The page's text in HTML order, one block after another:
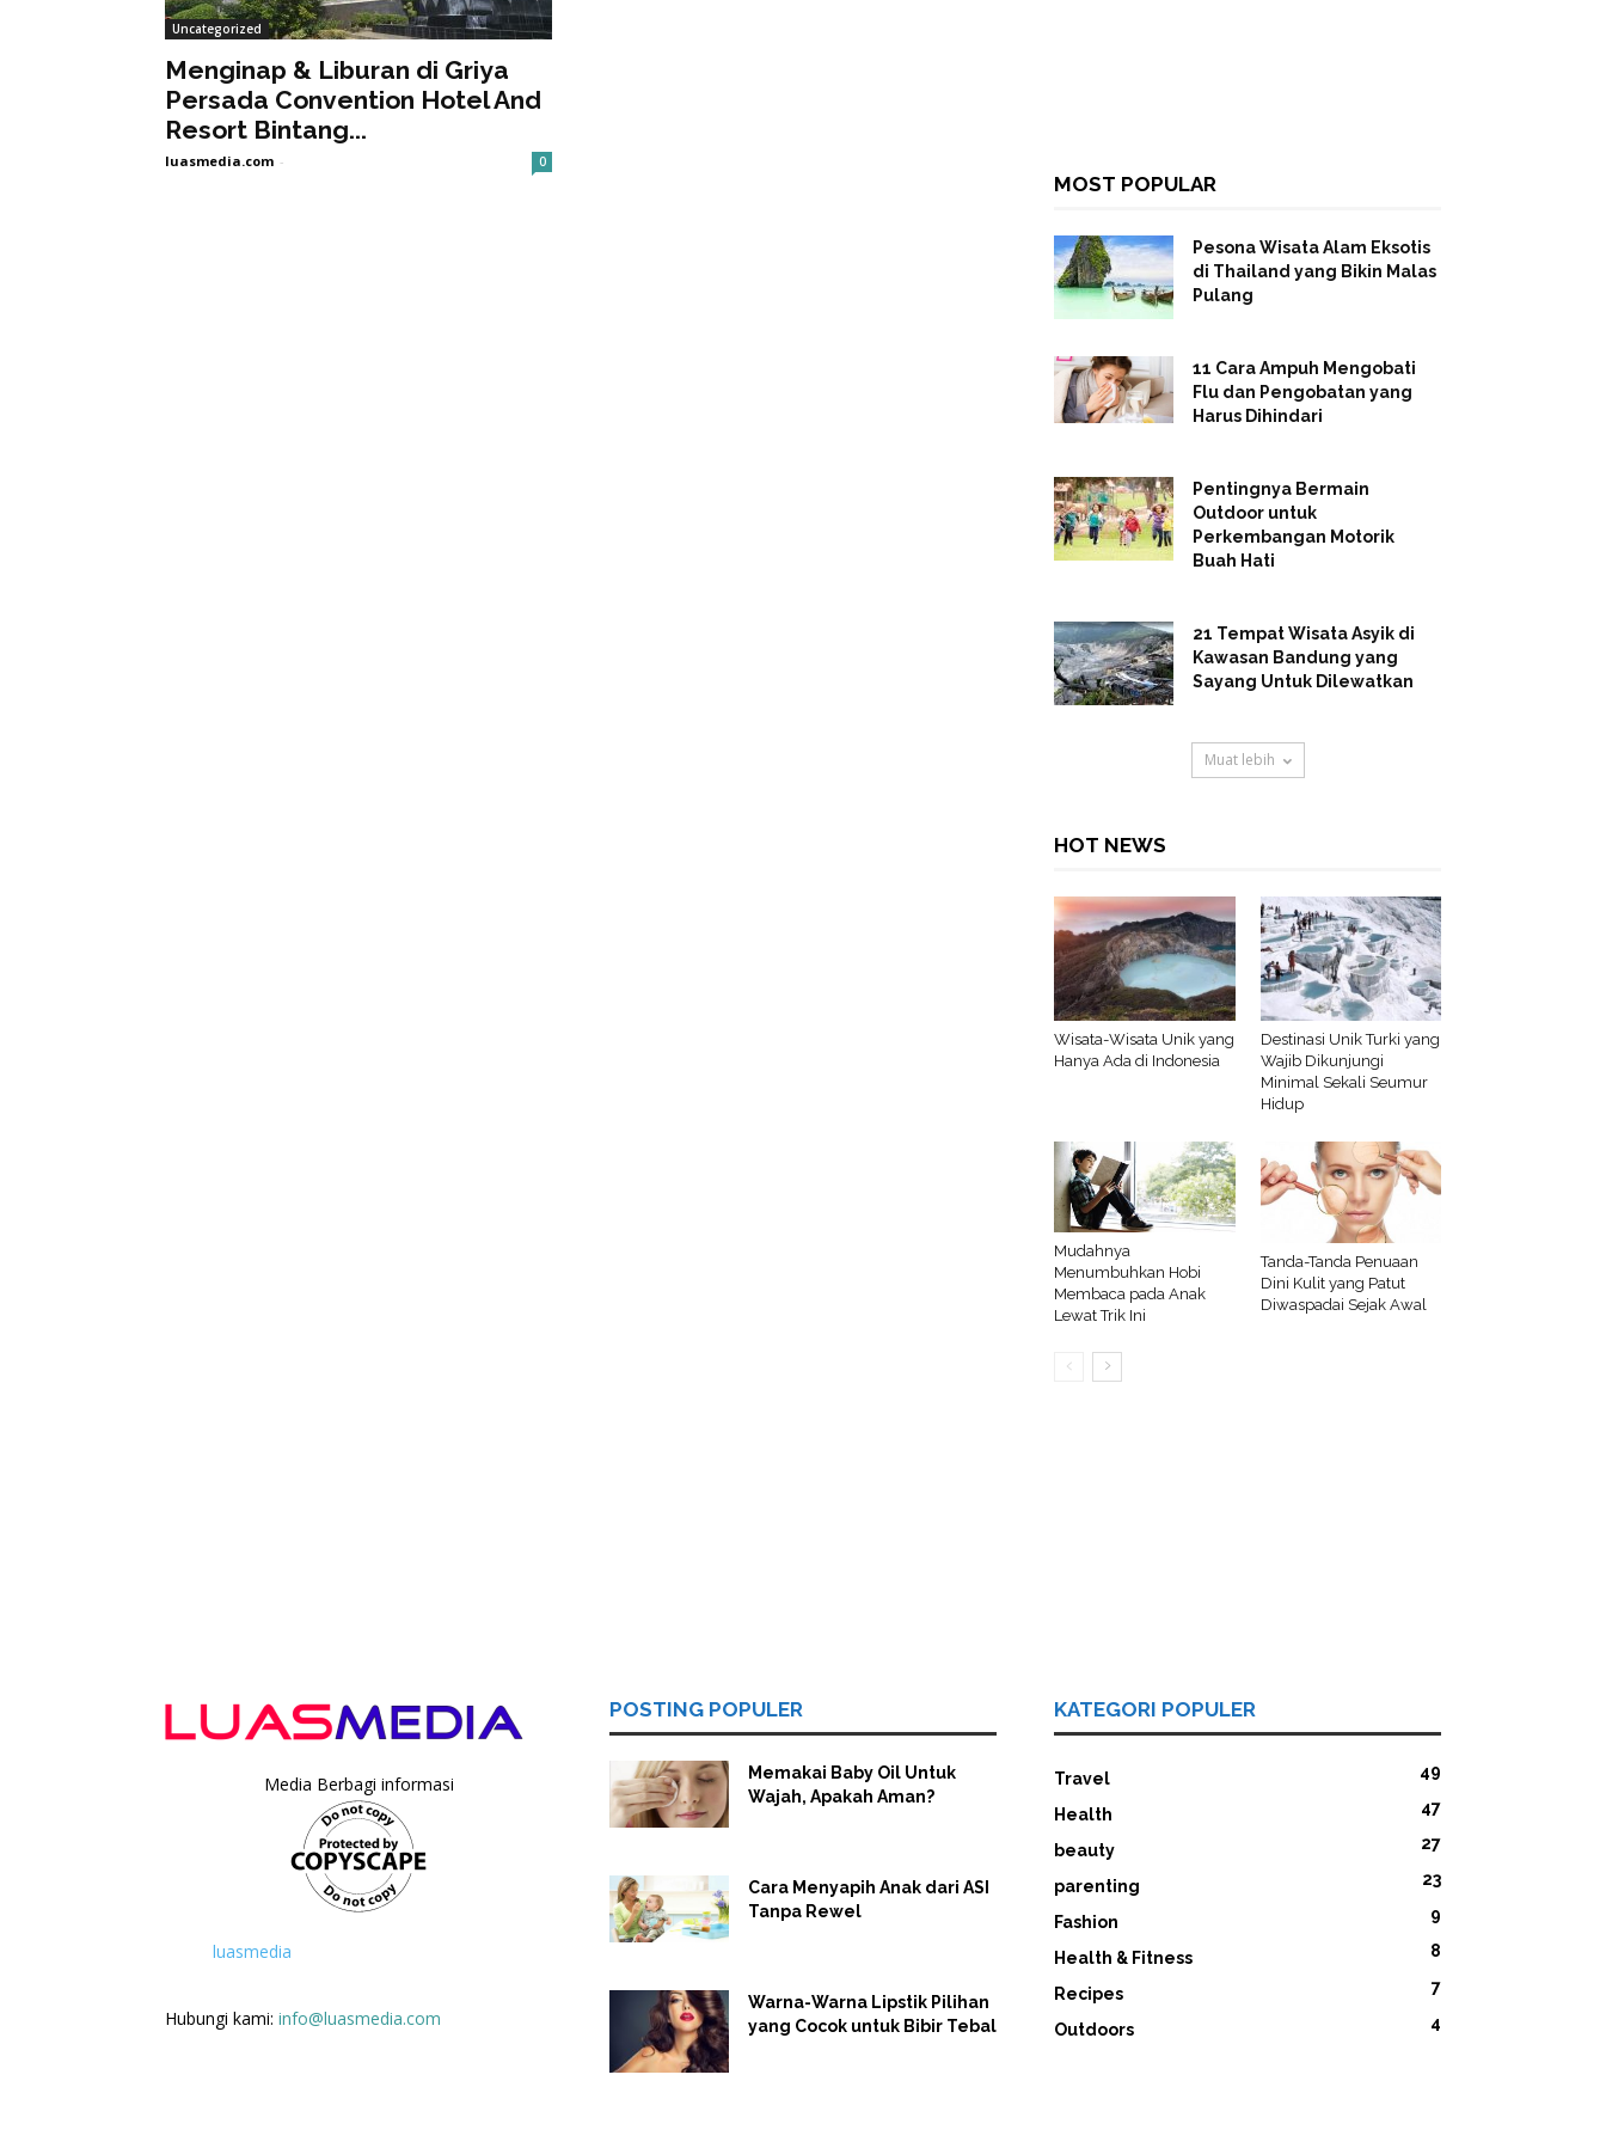
Uncategorized
Menginap & Liburan di Griya
Persada Convention Hotel And
Resort Bintang...
luasmedia.com - 0
MOST POPULAR
Pesona Wisata Alam Eksotis
di Thailand yang Bikin Malas
Pulang
11 Cara Ampuh Mengobati
Flu dan Pengobatan yang
Harus Dihindari
Pentingnya Bermain
Outdoor untuk
Perkembangan Motorik
Buah Hati
21 Tempat Wisata Asyik di
Kawasan Bandung yang
Sayang Untuk Dilewatkan
Muat lebih
HOT NEWS
Wisata-Wisata Unik yang
Hanya Ada di Indonesia
Destinasi Unik Turki yang
Wajib Dikunjungi
Minimal Sekali Seumur
Hidup
Mudahnya
Menumbuhkan Hobi
Membaca pada Anak
Lewat Trik Ini
Tanda-Tanda Penuaan
Dini Kulit yang Patut
Diwaspadai Sejak Awal
Media Berbagi informasi
luasmedia
Hubungi kami: info@luasmedia.com
POSTING POPULER
Memakai Baby Oil Untuk
Wajah, Apakah Aman?
Cara Menyapih Anak dari ASI
Tanpa Rewel
Warna-Warna Lipstik Pilihan
yang Cocok untuk Bibir Tebal
KATEGORI POPULER
Travel 49
Health 47
beauty 27
parenting 23
Fashion 9
Health & Fitness 8
Recipes 7
Outdoors 4